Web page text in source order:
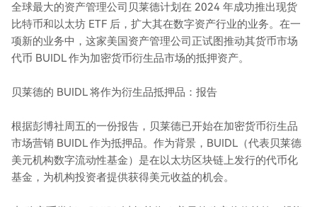
全球最大的资产管理公司贝莱德计划在 2024 年成功推出现货
比特币和以太坊 ETF 后，扩大其在数字资产行业的业务。在一
项新的业务中，这家美国资产管理公司正试图推动其货币市场
代币 BUIDL 作为加密货币衍生品市场的抵押资产。
贝莱德的 BUIDL 将作为衍生品抵押品：报告
根据彭博社周五的一份报告，贝莱德已开始在加密货币衍生品
市场营销 BUIDL 作为抵押品。作为背景，BUIDL（代表贝莱德
美元机构数字流动性基金）是在以太坊区块链上发行的代币化
基金，为机构投资者提供获得美元收益的机会。